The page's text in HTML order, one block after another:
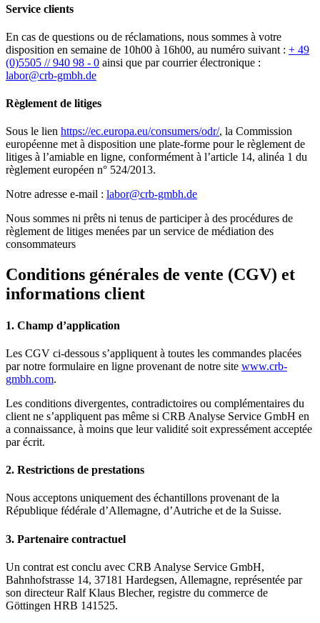
Service clients
En cas de questions ou de réclamations, nous sommes à votre
disposition en semaine de 10h00 à 16h00, au numéro suivant : + 49
(0)5505 // 940 98 - 0 ainsi que par courrier électronique :
labor@crb-gmbh.de
Règlement de litiges
Sous le lien https://ec.europa.eu/consumers/odr/, la Commission
européenne met à disposition une plate-forme pour le règlement de
litiges à l’amiable en ligne, conformément à l’article 14, alinéa 1 du
règlement européen n° 524/2013.
Notre adresse e-mail : labor@crb-gmbh.de
Nous sommes ni prêts ni tenus de participer à des procédures de
règlement de litiges menées par un service de médiation des
consommateurs
Conditions générales de vente (CGV) et
informations client
1. Champ d’application
Les CGV ci-dessous s’appliquent à toutes les commandes placées
par notre formulaire en ligne provenant de notre site www.crb-
gmbh.com.
Les conditions divergentes, contradictoires ou complémentaires du
client ne s’appliquent pas même si CRB Analyse Service GmbH en
a connaissance, à moins que leur validité soit expressément acceptée
par écrit.
2. Restrictions de prestations
Nous acceptons uniquement des échantillons provenant de la
République fédérale d’Allemagne, d’Autriche et de la Suisse.
3. Partenaire contractuel
Un contrat est conclu avec CRB Analyse Service GmbH,
Bahnhofstrasse 14, 37181 Hardegsen, Allemagne, représentée par
son directeur Ralf Klaus Blecher, registre du commerce de
Göttingen HRB 141525.